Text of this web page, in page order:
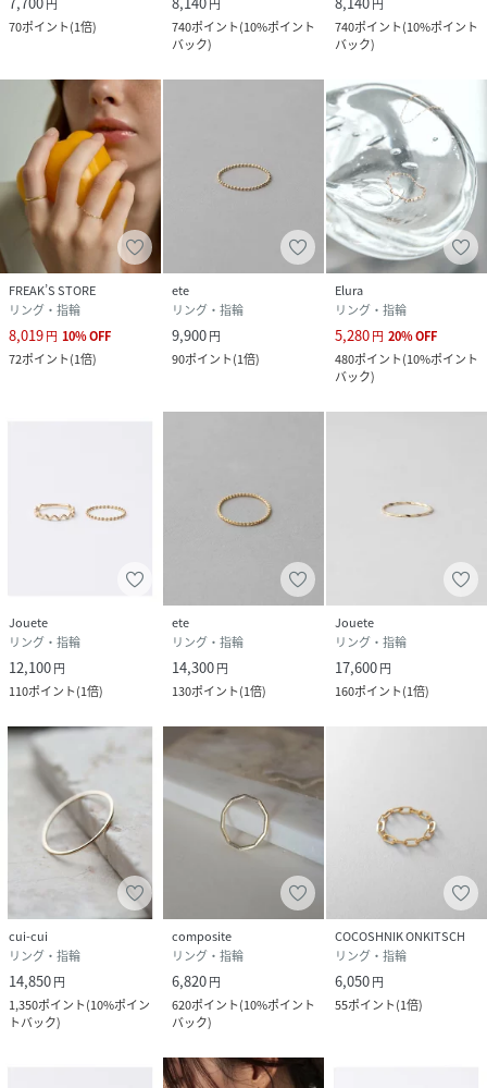
円
70ポイント(1倍)
円
740ポイント(10%ポイント
バック)
円
740ポイント(10%ポイント
バック)
FREAK’S STORE
リング・指輪
8,019円 10%OFF
72ポイント(1倍)
ete
リング・指輪
9,900円
90ポイント(1倍)
Elura
リング・指輪
5,280円 20%OFF
480ポイント(10%ポイント
バック)
Jouete
リング・指輪
12,100円
110ポイント(1倍)
ete
リング・指輪
14,300円
130ポイント(1倍)
Jouete
リング・指輪
17,600円
160ポイント(1倍)
cui-cui
リング・指輪
14,850円
1,350ポイント(10%ポイン
トバック)
composite
リング・指輪
6,820円
620ポイント(10%ポイント
バック)
COCOSHNIK ONKITSCH
リング・指輪
6,050円
55ポイント(1倍)